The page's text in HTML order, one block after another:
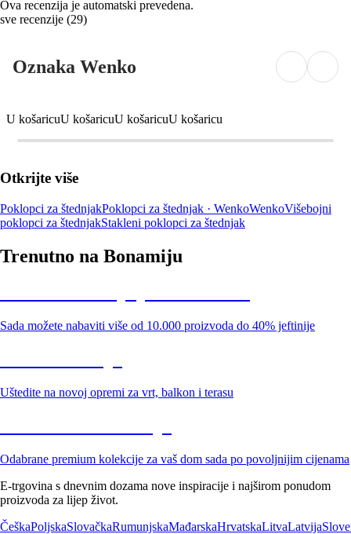
Ova recenzija je automatski prevedena.
sve recenzije (29)
Oznaka Wenko
U košaricuU košaricuU košaricuU košaricu
Otkrijte više
Poklopci za štednjakPoklopci za štednjak · WenkoWenkoVišebojni
poklopci za štednjakStakleni poklopci za štednjak
Trenutno na Bonamiju
Sada možete nabaviti više od 10.000 proizvoda do 40% jeftinije
Uštedite na novoj opremi za vrt, balkon i terasu
Odabrane premium kolekcije za vaš dom sada po povoljnijim cijenama
E-trgovina s dnevnim dozama nove inspiracije i najširom ponudom
proizvoda za lijep život.
ČeškaPoljskaSlovačkaRumunjskaMađarskaHrvatskaLitvaLatvija